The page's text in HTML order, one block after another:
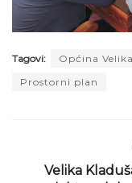
Tagovi: Općina
Prostorni plan
Velika